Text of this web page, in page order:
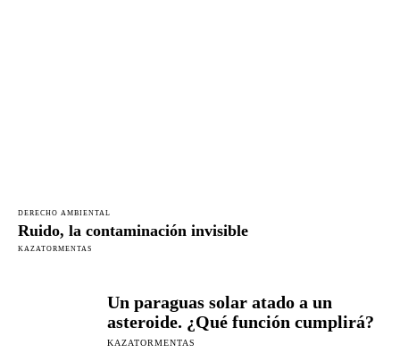
DERECHO AMBIENTAL
Ruido, la contaminación invisible
KAZATORMENTAS
Un paraguas solar atado a un
asteroide. ¿Qué función cumplirá?
KAZATORMENTAS